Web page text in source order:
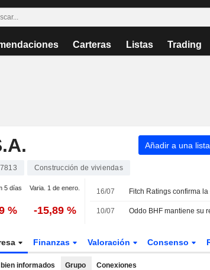
Carteras Listas Trading
Añadir a una lista
Construcción de viviendas
5 días Varia. 1 de enero.
% -15,89 %
16/07
10/07
Finanzas Valoración Consenso
informados Grupo Conexiones